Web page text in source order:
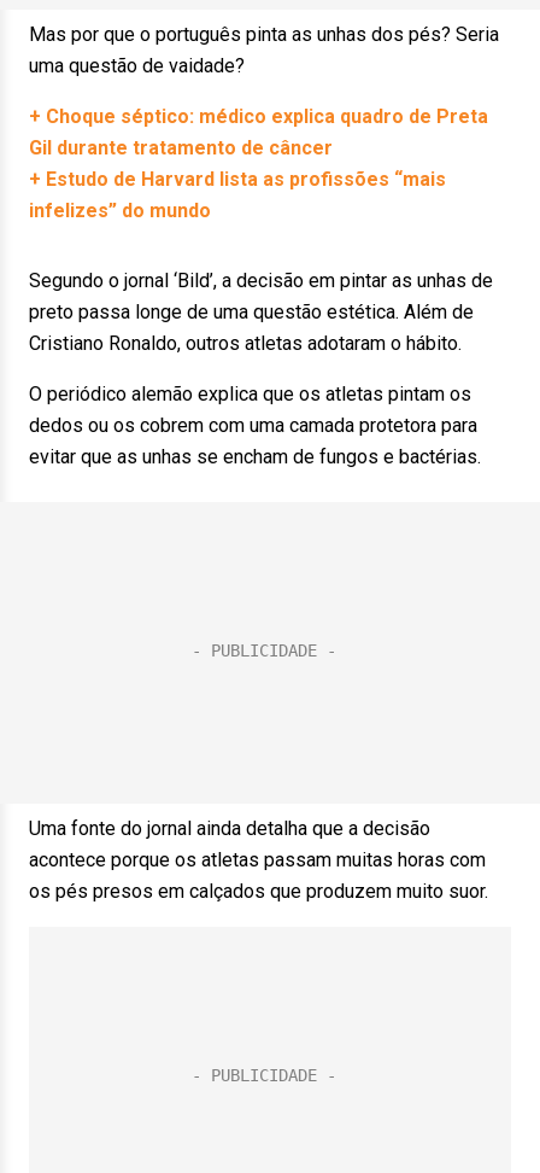
Mas por que o português pinta as unhas dos pés? Seria
uma questão de vaidade?
+ Choque séptico: médico explica quadro de Preta
Gil durante tratamento de câncer
+ Estudo de Harvard lista as profissões “mais
infelizes” do mundo
Segundo o jornal ‘Bild’, a decisão em pintar as unhas de
preto passa longe de uma questão estética. Além de
Cristiano Ronaldo, outros atletas adotaram o hábito.
O periódico alemão explica que os atletas pintam os
dedos ou os cobrem com uma camada protetora para
evitar que as unhas se encham de fungos e bactérias.
Uma fonte do jornal ainda detalha que a decisão
acontece porque os atletas passam muitas horas com
os pés presos em calçados que produzem muito suor.